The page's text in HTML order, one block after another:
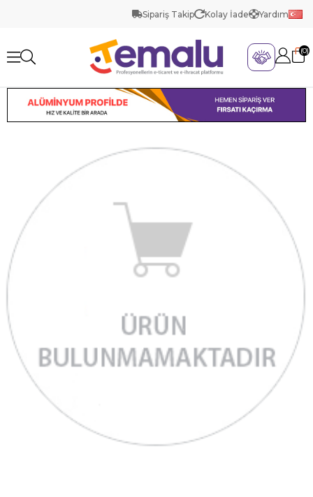
Sipariş Takip Kolay İade Yardım
0